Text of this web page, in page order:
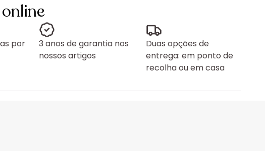
por
3 anos de garantia nos
nossos artigos
Duas opções de
entrega: em ponto de
recolha ou em casa